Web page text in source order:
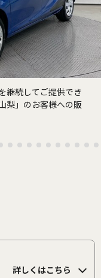
継続してご提供でき
梨」のお客様への販
詳しくはこちら